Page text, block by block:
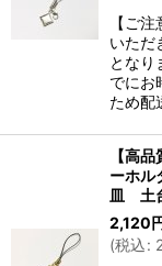
【ご
いただ
となり
でにお
ため配
【高
ーホル
皿 土
2,120
(税込: